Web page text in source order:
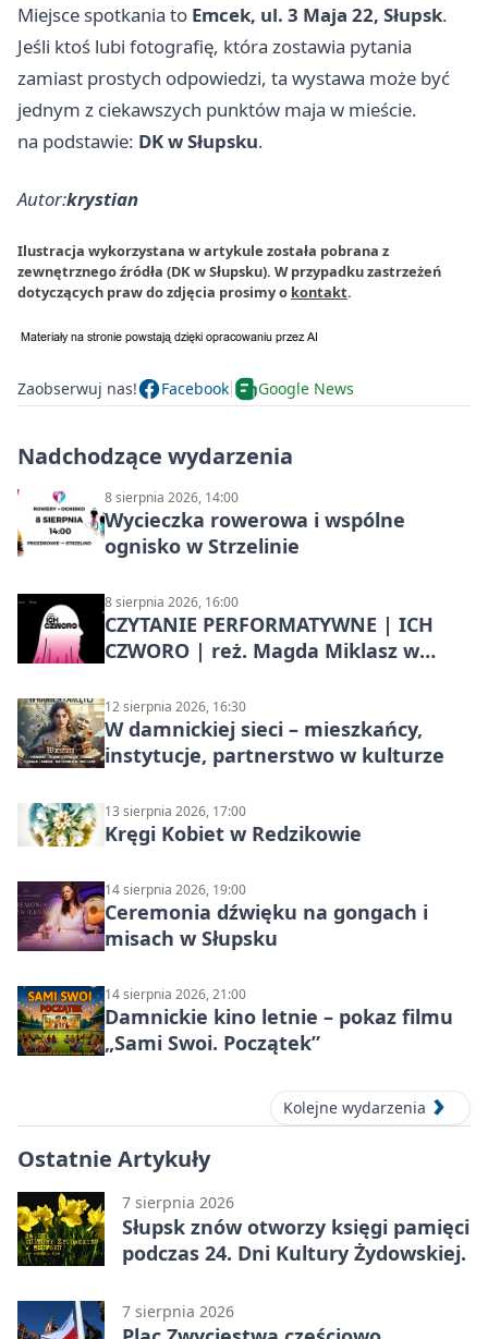
Miejsce spotkania to Emcek, ul. 3 Maja 22, Słupsk.
Jeśli ktoś lubi fotografię, która zostawia pytania
zamiast prostych odpowiedzi, ta wystawa może być
jednym z ciekawszych punktów maja w mieście.
na podstawie: DK w Słupsku.
Autor:krystian
Ilustracja wykorzystana w artykule została pobrana z
zewnętrznego źródła (DK w Słupsku). W przypadku zastrzeżeń
dotyczących praw do zdjęcia prosimy o kontakt.
Zaobserwuj nas! Facebook Google News
Nadchodzące wydarzenia
8 sierpnia 2026, 14:00
Wycieczka rowerowa i wspólne
ognisko w Strzelinie
8 sierpnia 2026, 16:00
CZYTANIE PERFORMATYWNE | ICH
CZWORO | reż. Magda Miklasz w
12 sierpnia 2026, 16:30
W damnickiej sieci – mieszkańcy,
instytucje, partnerstwo w kulturze
13 sierpnia 2026, 17:00
Kręgi Kobiet w Redzikowie
14 sierpnia 2026, 19:00
Ceremonia dźwięku na gongach i
misach w Słupsku
14 sierpnia 2026, 21:00
Damnickie kino letnie – pokaz filmu
„Sami Swoi. Początek”
Kolejne wydarzenia
Ostatnie Artykuły
7 sierpnia 2026
Słupsk znów otworzy księgi pamięci
podczas 24. Dni Kultury Żydowskiej.
7 sierpnia 2026